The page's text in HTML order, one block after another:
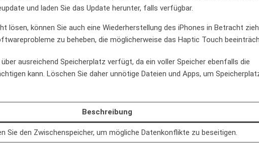
und laden Sie das Update herunter, falls verfügbar.
lösen, können Sie ⁢auch eine Wiederherstellung des‌ iPhones ⁤in Betracht
‌zu ⁣beheben, die möglicherweise das Haptic ‍Touch‍
ausreichend Speicherplatz verfügt, da ein‌ voller Speicher ebenfalls die
kann. ⁢Löschen Sie daher ​unnötige Dateien und Apps, um
Beschreibung
Sie den Zwischenspeicher, um ⁢mögliche Datenkonflikte ⁢zu beseitigen.